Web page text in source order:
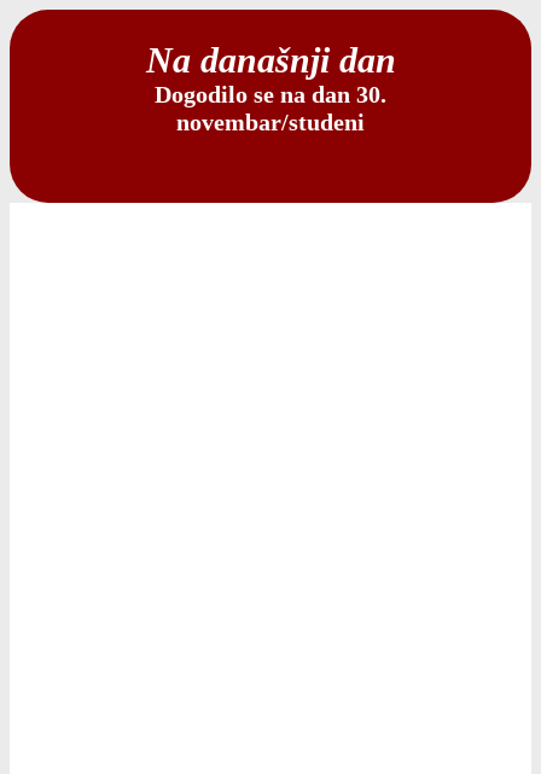
Na današnji dan
Dogodilo se na dan 30.
novembar/studeni